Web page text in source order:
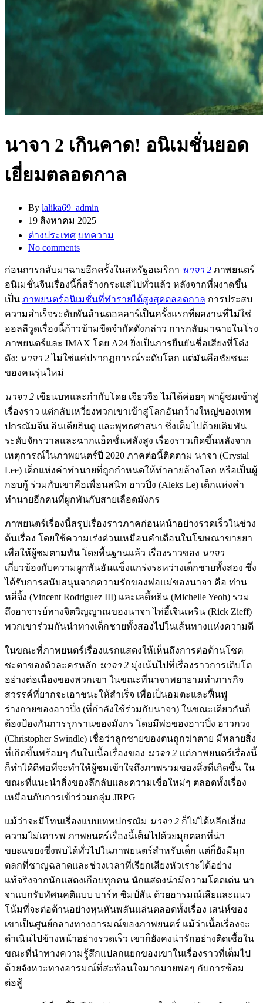
นาจา 2 เกินคาด! อนิเมชั่นยอด
เยี่ยมตลอดกาล
By lalika69_admin
19 สิงหาคม 2025
ต่างประเทศ บทความ
No comments
ก่อนการกลับมาฉายอีกครั้งในสหรัฐอเมริกา นาจา 2 ภาพยนตร์
อนิเมชั่นจีนเรื่องนี้ก็สร้างกระแสไปทั่วแล้ว หลังจากที่ผงาดขึ้น
เป็น ภาพยนตร์อนิเมชั่นที่ทำรายได้สูงสุดตลอดกาล การประสบ
ความสำเร็จระดับพันล้านดอลลาร์เป็นครั้งแรกที่ผลงานที่ไม่ใช่
ฮอลลีวูดเรื่องนี้ก้าวข้ามขีดจำกัดดังกล่าว การกลับมาฉายในโรง
ภาพยนตร์และ IMAX โดย A24 ยิ่งเป็นการยืนยันชื่อเสียงที่โด่ง
ดัง: นาจา 2ไม่ใช่แค่ปรากฏการณ์ระดับโลก แต่มันคือชัยชนะ
ของคนรุ่นใหม่
นาจา 2 เขียนบทและกำกับโดย เจียวจือ ไม่ได้ค่อยๆ พาผู้ชมเข้าสู่
เรื่องราว แต่กลับเหวี่ยงพวกเขาเข้าสู่โลกอันกว้างใหญ่ของเทพ
ปกรณัมจีน อินเดียฮินดู และพุทธศาสนา ซึ่งเต็มไปด้วยเดิมพัน
ระดับจักรวาลและฉากแอ็คชั่นพลังสูง เรื่องราวเกิดขึ้นหลังจาก
เหตุการณ์ในภาพยนตร์ปี 2020 ภาคต่อนี้ติดตาม นาจา (Crystal
Lee) เด็กแห่งคำทำนายที่ถูกกำหนดให้ทำลายล้างโลก หรือเป็นผู้
กอบกู้ ร่วมกับเขาคือเพื่อนสนิท อาวปิ่ง (Aleks Le) เด็กแห่งคำ
ทำนายอีกคนที่ผูกพันกับสายเลือดมังกร
ภาพยนตร์เรื่องนี้สรุปเรื่องราวภาคก่อนหน้าอย่างรวดเร็วในช่วง
ต้นเรื่อง โดยใช้ความเร่งด่วนเหมือนคำเตือนในโฆษณาขายยา
เพื่อให้ผู้ชมตามทัน โดยพื้นฐานแล้ว เรื่องราวของ นาจา
เกี่ยวข้องกับความผูกพันอันแข็งแกร่งระหว่างเด็กชายทั้งสอง ซึ่ง
ได้รับการสนับสนุนจากความรักของพ่อแม่ของนาจา คือ ท่าน
หลี่จิ้ง (Vincent Rodriguez III) และเลดี้หยิน (Michelle Yeoh) รวม
ถึงอาจารย์ทางจิตวิญญาณของนาจา ไท่อี้เจินเหริน (Rick Zieff)
พวกเขาร่วมกันนำทางเด็กชายทั้งสองไปในเส้นทางแห่งความดี
ในขณะที่ภาพยนตร์เรื่องแรกแสดงให้เห็นถึงการต่อต้านโชค
ชะตาของตัวละครหลัก นาจา 2 มุ่งเน้นไปที่เรื่องราวการเติบโต
อย่างต่อเนื่องของพวกเขา ในขณะที่นาจาพยายามทำภารกิจ
สวรรค์ที่ยากจะเอาชนะให้สำเร็จ เพื่อเป็นอมตะและฟื้นฟู
ร่างกายของอาวปิ่ง (ที่กำลังใช้ร่วมกับนาจา) ในขณะเดียวกันก็
ต้องป้องกันการรุกรานของมังกร โดยมีพ่อของอาวปิ่ง อาวกวง
(Christopher Swindle) เชื่อว่าลูกชายของตนถูกฆ่าตาย มีหลายสิ่ง
ที่เกิดขึ้นพร้อมๆ กันในเนื้อเรื่องของ นาจา 2 แต่ภาพยนตร์เรื่องนี้
ก็ทำได้ดีพอที่จะทำให้ผู้ชมเข้าใจถึงภาพรวมของสิ่งที่เกิดขึ้น ใน
ขณะที่แนะนำสิ่งของลึกลับและความเชื่อใหม่ๆ ตลอดทั้งเรื่อง
เหมือนกับการเข้าร่วมกลุ่ม JRPG
แม้ว่าจะมีโทนเรื่องแบบเทพปกรณัม นาจา 2 ก็ไม่ได้หลีกเลี่ยง
ความไม่เคารพ ภาพยนตร์เรื่องนี้เต็มไปด้วยมุกตลกที่น่า
ขยะแขยงซึ่งพบได้ทั่วไปในภาพยนตร์สำหรับเด็ก แต่ก็ยังมีมุก
ตลกที่ชาญฉลาดและช่วงเวลาที่เรียกเสียงหัวเราะได้อย่าง
แท้จริงจากนักแสดงเกือบทุกคน นักแสดงนำมีความโดดเด่น นา
จาแบกรับทัศนคติแบบ บาร์ท ซิมป์สัน ด้วยอารมณ์เสียและแนว
โน้มที่จะต่อต้านอย่างหุนหันพลันแล่นตลอดทั้งเรื่อง เสน่ห์ของ
เขาเป็นศูนย์กลางทางอารมณ์ของภาพยนตร์ แม้ว่าเนื้อเรื่องจะ
ดำเนินไปข้างหน้าอย่างรวดเร็ว เขาก็ยังคงน่ารักอย่างติดเชื้อใน
ขณะที่นำทางความรู้สึกแปลกแยกของเขาในเรื่องราวที่เต็มไป
ด้วยจังหวะทางอารมณ์ที่สะท้อนใจมากมายพอๆ กับการซ้อม
ต่อสู้